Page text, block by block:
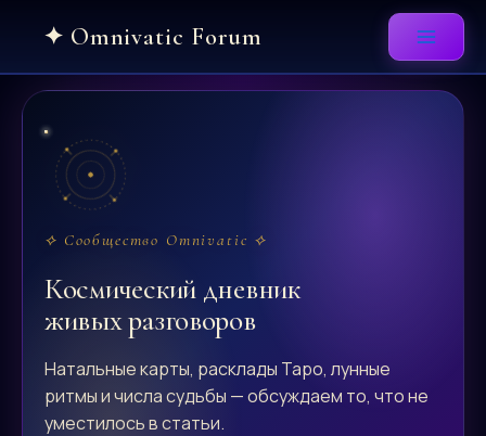
content
⟡ Сообщество Omnivatic ⟡
Космический дневник
живых разговоров
Натальные карты, расклады Таро, лунные
ритмы и числа судьбы — обсуждаем то, что не
уместилось в статьи.